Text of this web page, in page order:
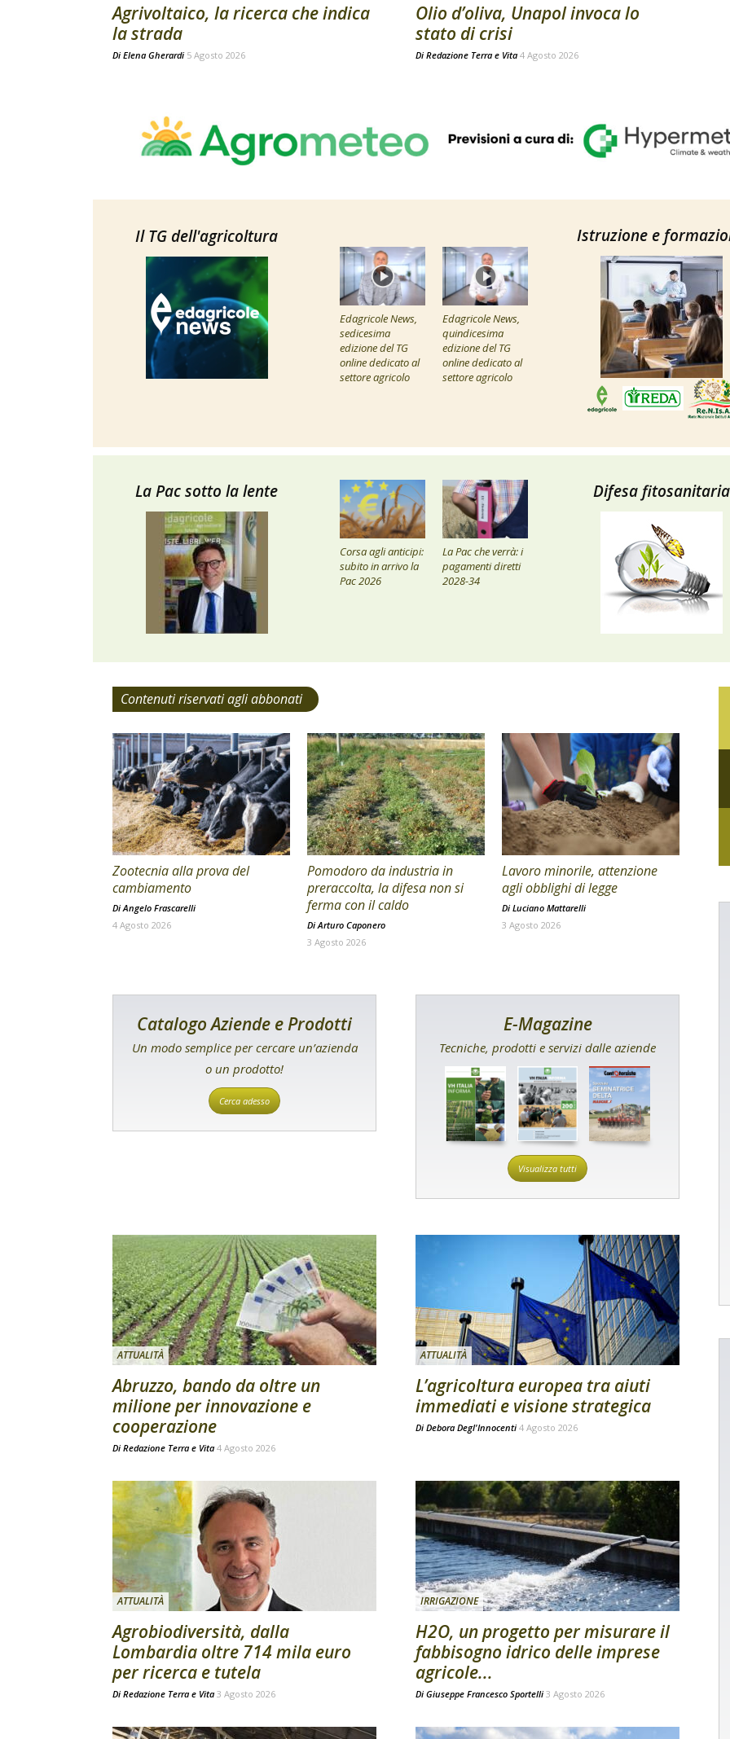
Agrivoltaico, la ricerca che indica
la strada
Di Elena Gherardi 5 Agosto 2026
Olio d’oliva, Unapol invoca lo
stato di crisi
Di Redazione Terra e Vita 4 Agosto 2026
Il TG dell'agricoltura
Edagricole News,
sedicesima
edizione del TG
online dedicato al
settore agricolo
Edagricole News,
quindicesima
edizione del TG
online dedicato al
settore agricolo
Istruzione e
La Pac sotto la lente
Corsa agli anticipi:
subito in arrivo la
Pac 2026
La Pac che verrà: i
pagamenti diretti
2028-34
Difesa fitosanitaria
Contenuti riservati agli abbonati
Zootecnia alla prova del
cambiamento
Di Angelo Frascarelli
4 Agosto 2026
Pomodoro da industria in
preraccolta, la difesa non si
ferma con il caldo
Di Arturo Caponero
3 Agosto 2026
Lavoro minorile, attenzione
agli obblighi di legge
Di Luciano Mattarelli
3 Agosto 2026
Catalogo Aziende e Prodotti
Un modo semplice per cercare un’azienda
o un prodotto!
Cerca adesso
E-Magazine
Tecniche, prodotti e servizi dalle aziende
Visualizza tutti
ATTUALITÀ
Abruzzo, bando da oltre un
milione per innovazione e
cooperazione
Di Redazione Terra e Vita 4 Agosto 2026
ATTUALITÀ
L’agricoltura europea tra aiuti
immediati e visione strategica
Di Debora Degl'Innocenti 4 Agosto 2026
ATTUALITÀ
Agrobiodiversità, dalla
Lombardia oltre 714 mila euro
per ricerca e tutela
Di Redazione Terra e Vita 3 Agosto 2026
IRRIGAZIONE
H2O, un progetto per misurare il
fabbisogno idrico delle imprese
agricole...
Di Giuseppe Francesco Sportelli 3 Agosto 2026